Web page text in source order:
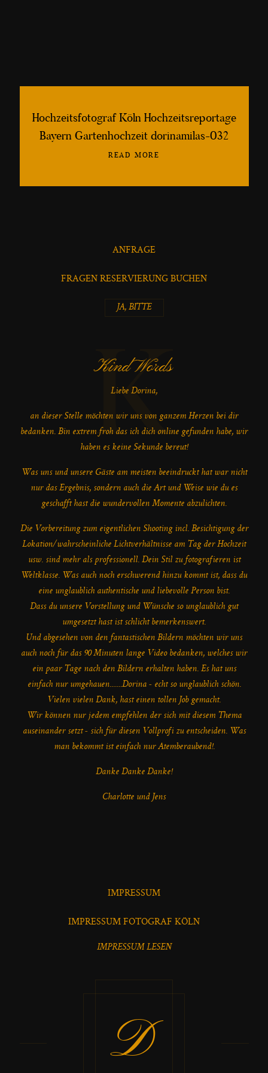
Hochzeitsfotograf Köln Hochzeitsreportage
Bayern Gartenhochzeit dorinamilas-032
READ MORE
ANFRAGE
FRAGEN RESERVIERUNG BUCHEN
JA, BITTE
Kind Words
K
Liebe Dorina,
an dieser Stelle möchten wir uns von ganzem Herzen bei dir
bedanken. Bin extrem froh das ich dich online gefunden habe, wir
haben es keine Sekunde bereut!
Was uns und unsere Gäste am meisten beeindruckt hat war nicht
nur das Ergebnis, sondern auch die Art und Weise wie du es
geschafft hast die wundervollen Momente abzulichten.
Die Vorbereitung zum eigentlichen Shooting incl. Besichtigung der
Lokation/wahrscheinliche Lichtverhältnisse am Tag der Hochzeit
usw. sind mehr als professionell. Dein Stil zu fotografieren ist
Weltklasse. Was auch noch erschwerend hinzu kommt ist, dass du
eine unglaublich authentische und liebevolle Person bist.
Dass du unsere Vorstellung und Wünsche so unglaublich gut
umgesetzt hast ist schlicht bemerkenswert.
Und abgesehen von den fantastischen Bildern möchten wir uns
auch noch für das 90 Minuten lange Video bedanken, welches wir
ein paar Tage nach den Bildern erhalten haben. Es hat uns
einfach nur umgehauen.......Dorina - echt so unglaublich schön.
Vielen vielen Dank, hast einen tollen Job gemacht.
Wir können nur jedem empfehlen der sich mit diesem Thema
auseinander setzt - sich für diesen Vollprofi zu entscheiden. Was
man bekommt ist einfach nur Atemberaubend!.
Danke Danke Danke!
Charlotte und Jens
IMPRESSUM
IMPRESSUM FOTOGRAF KÖLN
IMPRESSUM LESEN
D